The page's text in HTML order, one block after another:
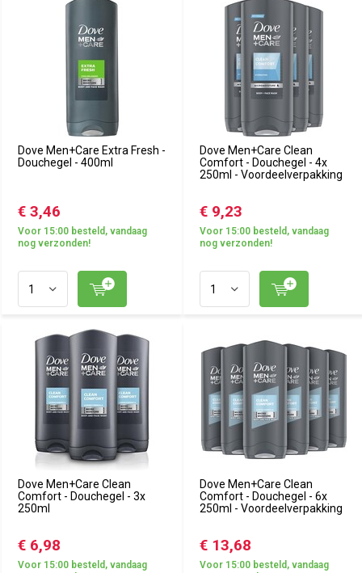
Dove Men+Care Extra Fresh -
Douchegel - 400ml
€ 3,46
Voor 15:00 besteld, vandaag
nog verzonden!
Dove Men+Care Clean
Comfort - Douchegel - 4x
250ml - Voordeelverpakking
€ 9,23
Voor 15:00 besteld, vandaag
nog verzonden!
Dove Men+Care Clean
Comfort - Douchegel - 3x
250ml
€ 6,98
Voor 15:00 besteld, vandaag
Dove Men+Care Clean
Comfort - Douchegel - 6x
250ml - Voordeelverpakking
€ 13,68
Voor 15:00 besteld, vandaag